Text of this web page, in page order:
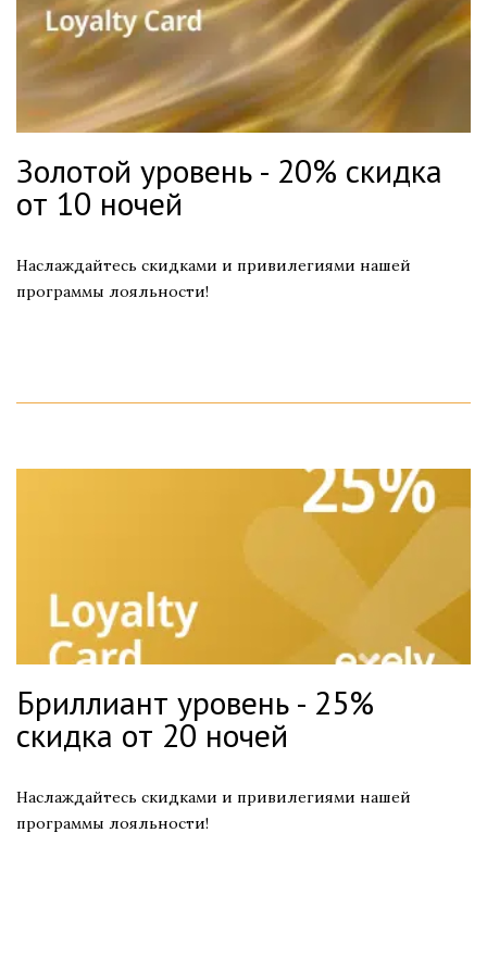
Золотой уровень - 20% скидка
от 10 ночей
Наслаждайтесь скидками и привилегиями нашей
программы лояльности!
Бриллиант уровень - 25%
скидка от 20 ночей
Наслаждайтесь скидками и привилегиями нашей
программы лояльности!